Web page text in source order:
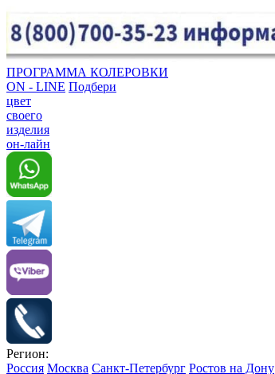
ПРОГРАММА КОЛЕРОВКИ
ON - LINE Подбери
цвет
своего
изделия
он-лайн
Регион:
Россия Москва Санкт-Петербург Ростов на Дону